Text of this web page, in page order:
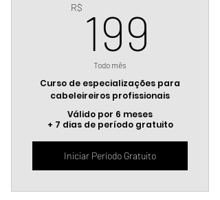
R$ 199
Todo mês
Curso de especializações para
cabeleireiros profissionais
Válido por 6 meses
+ 7 dias de período gratuito
Iniciar Período Gratuito